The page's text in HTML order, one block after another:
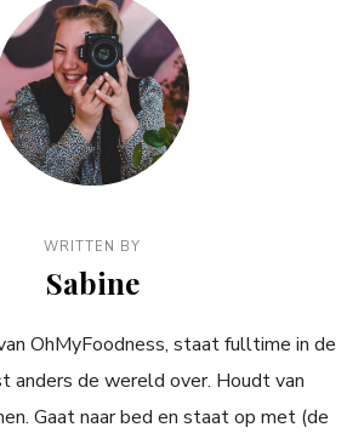
WRITTEN BY
Sabine
OhMyFoodness, staat fulltime in de
anders de wereld over. Houdt van
Gaat naar bed en staat op met (de